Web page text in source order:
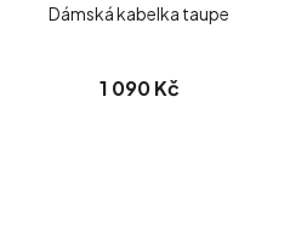
Dámská kabelka taupe
1 090 Kč